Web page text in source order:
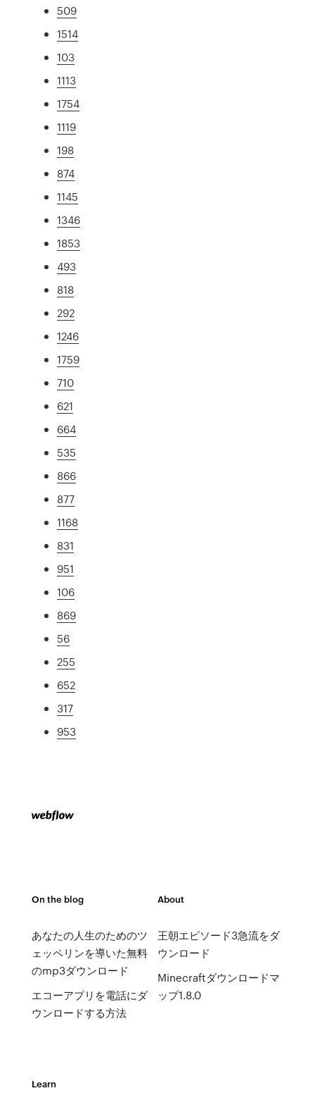
509
1514
103
1113
1754
1119
198
874
1145
1346
1853
493
818
292
1246
1759
710
621
664
535
866
877
1168
831
951
106
869
56
255
652
317
953
On the blog
あなたの人生のためのツ
ェッペリンを導いた無料
のmp3ダウンロード
エコーアプリを電話にダ
ウンロードする方法
About
王朝エピソード3急流をダ
ウンロード
Minecraftダウンロードマ
ップ1.8.0
Learn